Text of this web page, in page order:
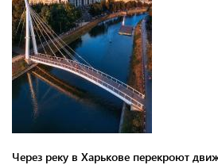
Через реку в Харькове перекроют